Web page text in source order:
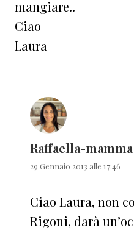
mangiare..
Ciao
Laura
Raffaella-
29 Gennaio 2013 alle 17:46
Ciao Laura, non
Rigoni, darà